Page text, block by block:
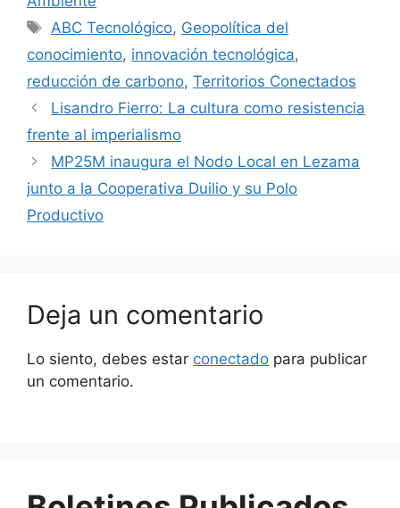
ABC Tecnológico, Geopolítica del
conocimiento, innovación tecnológica,
reducción de carbono, Territorios Conectados
Lisandro Fierro: La cultura como resistencia
frente al imperialismo
MP25M inaugura el Nodo Local en Lezama
junto a la Cooperativa Duilio y su Polo
Productivo
Deja un comentario
Lo siento, debes estar conectado para publicar
un comentario.